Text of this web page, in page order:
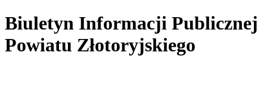
Biuletyn Informacji Publicznej
Powiatu Złotoryjskiego